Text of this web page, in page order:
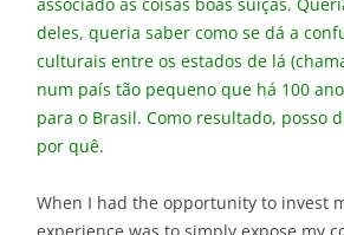
deles, queria saber como se dá a
culturais entre os estados de lá
num país tão pequeno que há 100
para o Brasil. Como resultado, posso
por quê.
When I had the opportunity to invest